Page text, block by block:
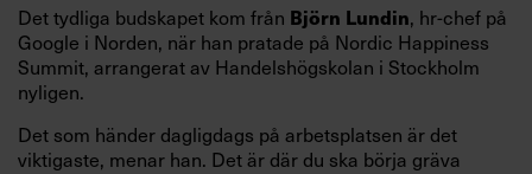
Det tydliga budskapet kom från Björn Lundin, hr-chef på
Google i Norden, när han pratade på Nordic Happiness
Summit, arrangerat av Handelshögskolan i Stockholm
nyligen.
Det som händer dagligdags på arbetsplatsen är det
viktigaste, menar han. Det är där du ska börja gräva